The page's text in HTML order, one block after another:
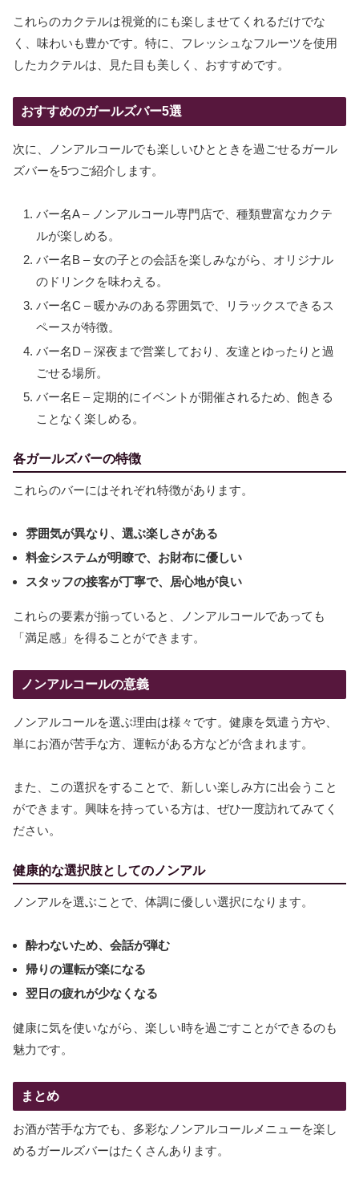
これらのカクテルは視覚的にも楽しませてくれるだけでな
く、味わいも豊かです。特に、フレッシュなフルーツを使用
したカクテルは、見た目も美しく、おすすめです。
おすすめのガールズバー5選
次に、ノンアルコールでも楽しいひとときを過ごせるガール
ズバーを5つご紹介します。
バー名A – ノンアルコール専門店で、種類豊富なカクテ
ルが楽しめる。
バー名B – 女の子との会話を楽しみながら、オリジナル
のドリンクを味わえる。
バー名C – 暖かみのある雰囲気で、リラックスできるス
ペースが特徴。
バー名D – 深夜まで営業しており、友達とゆったりと過
ごせる場所。
バー名E – 定期的にイベントが開催されるため、飽きる
ことなく楽しめる。
各ガールズバーの特徴
これらのバーにはそれぞれ特徴があります。
雰囲気が異なり、選ぶ楽しさがある
料金システムが明瞭で、お財布に優しい
スタッフの接客が丁寧で、居心地が良い
これらの要素が揃っていると、ノンアルコールであっても
「満足感」を得ることができます。
ノンアルコールの意義
ノンアルコールを選ぶ理由は様々です。健康を気遣う方や、
単にお酒が苦手な方、運転がある方などが含まれます。
また、この選択をすることで、新しい楽しみ方に出会うこと
ができます。興味を持っている方は、ぜひ一度訪れてみてく
ださい。
健康的な選択肢としてのノンアル
ノンアルを選ぶことで、体調に優しい選択になります。
酔わないため、会話が弾む
帰りの運転が楽になる
翌日の疲れが少なくなる
健康に気を使いながら、楽しい時を過ごすことができるのも
魅力です。
まとめ
お酒が苦手な方でも、多彩なノンアルコールメニューを楽し
めるガールズバーはたくさんあります。